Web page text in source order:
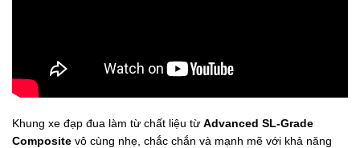
Khung xe đạp đua làm từ chất liệu từ Advanced SL-Grade
Composite vô cùng nhẹ, chắc chắn và mạnh mẽ với khả năng